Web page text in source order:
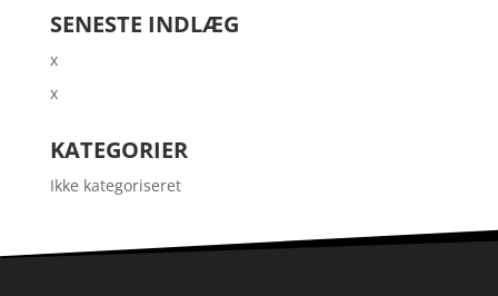
SENESTE INDLÆG
x
x
KATEGORIER
Ikke kategoriseret